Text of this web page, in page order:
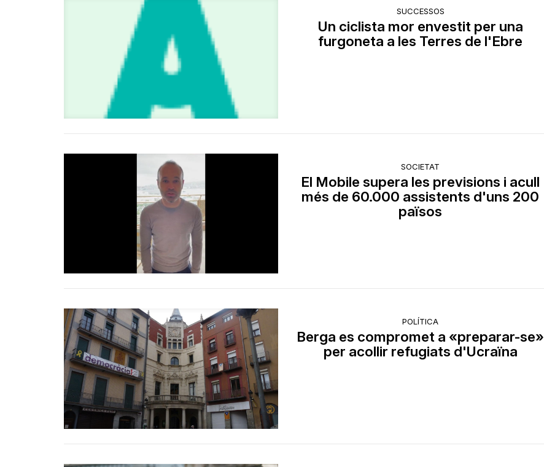
SUCCESSOS
Un ciclista mor envestit per una
furgoneta a les Terres de l'Ebre
SOCIETAT
El Mobile supera les previsions i acull
més de 60.000 assistents d'uns 200
països
POLÍTICA
Berga es compromet a «preparar-se»
per acollir refugiats d'Ucraïna